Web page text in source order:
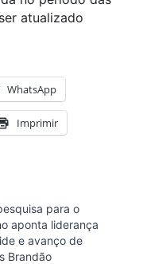
atualizado
WhatsApp
Imprimir
para o
aponta liderança
e avanço de
Brandão